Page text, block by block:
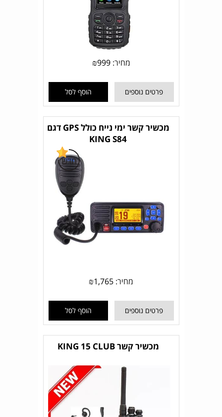
מחיר: ₪999
פרטים נוספים הוסף לסל
מכשיר קשר ימי נייח כולל GPS דגם
KING S84
מחיר: ₪1,765
פרטים נוספים הוסף לסל
מכשיר קשר KING 15 CLUB